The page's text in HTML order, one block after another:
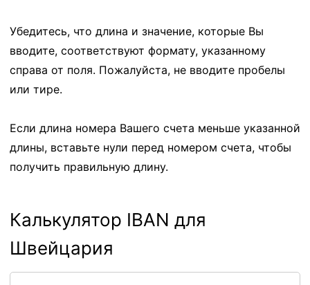
Убедитесь, что длина и значение, которые Вы
вводите, соответствуют формату, указанному
справа от поля. Пожалуйста, не вводите пробелы
или тире.
Если длина номера Вашего счета меньше указанной
длины, вставьте нули перед номером счета, чтобы
получить правильную длину.
Калькулятор IBAN для
Швейцария